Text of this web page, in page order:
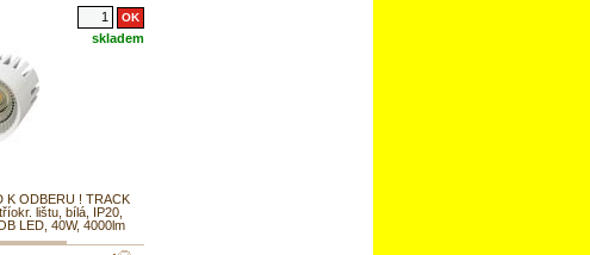
skladem
K ODBERU ! TRACK
lištu, bílá, IP20,
LED, 40W, 4000lm